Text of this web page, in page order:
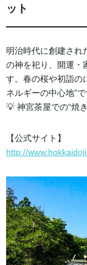
ット
明治時代に創建され
の神を祀り、開運・
す。春の桜や初詣の
ネルギーの中心地”で
💡 神宮茶屋での“焼
【公式サイト】
http://